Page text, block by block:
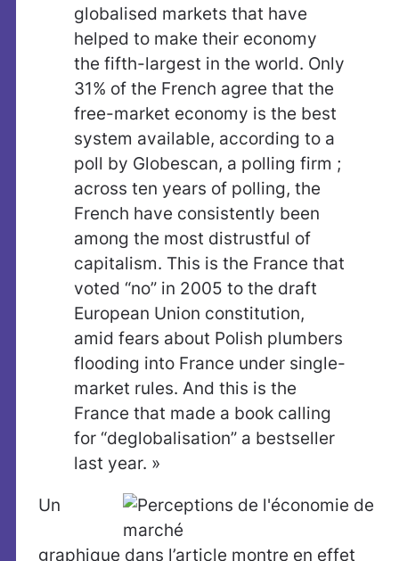
globalised markets that have
helped to make their economy
the fifth-largest in the world. Only
31% of the French agree that the
free-market economy is the best
system available, according to a
poll by Globescan, a polling firm ;
across ten years of polling, the
French have consistently been
among the most distrustful of
capitalism. This is the France that
voted “no” in 2005 to the draft
European Union constitution,
amid fears about Polish plumbers
flooding into France under single-
market rules. And this is the
France that made a book calling
for “deglobalisation” a bestseller
last year. »
Un
graphique dans l’article montre en effet